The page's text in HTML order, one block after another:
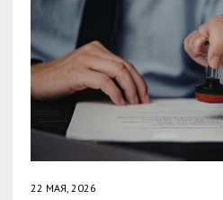
22 МАЯ, 2026